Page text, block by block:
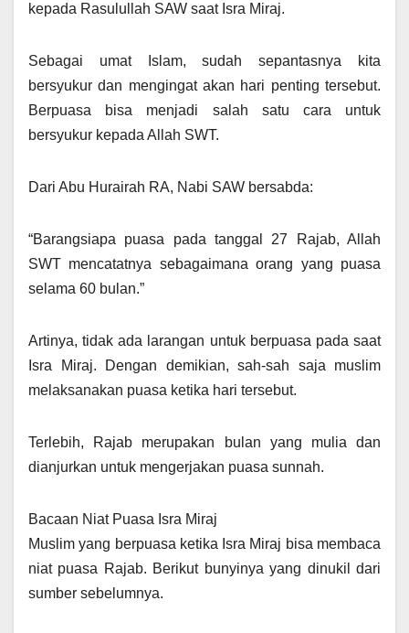
kepada Rasulullah SAW saat Isra Miraj.
Sebagai umat Islam, sudah sepantasnya kita
bersyukur dan mengingat akan hari penting tersebut.
Berpuasa bisa menjadi salah satu cara untuk
bersyukur kepada Allah SWT.
Dari Abu Hurairah RA, Nabi SAW bersabda:
“Barangsiapa puasa pada tanggal 27 Rajab, Allah
SWT mencatatnya sebagaimana orang yang puasa
selama 60 bulan.”
Artinya, tidak ada larangan untuk berpuasa pada saat
Isra Miraj. Dengan demikian, sah-sah saja muslim
melaksanakan puasa ketika hari tersebut.
Terlebih, Rajab merupakan bulan yang mulia dan
dianjurkan untuk mengerjakan puasa sunnah.
Bacaan Niat Puasa Isra Miraj
Muslim yang berpuasa ketika Isra Miraj bisa membaca
niat puasa Rajab. Berikut bunyinya yang dinukil dari
sumber sebelumnya.